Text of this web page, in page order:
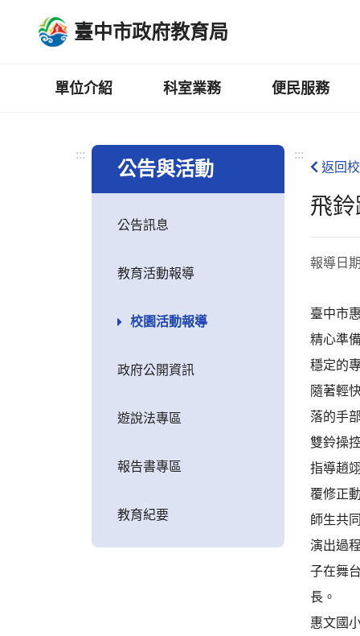
臺中市政府教育局
單位介紹 科室業務 便民服務
:::
公告與活動
公告訊息
教育活動報導
校園活動報導
政府公開資訊
遊說法專區
報告書專區
教育紀要
:::
返回
飛
報導日
臺中市
精心準
穩定的
隨著輕
落的手
雙鈴操
指導趙
覆修正
師生共
演出過
子在舞
長。
惠文國